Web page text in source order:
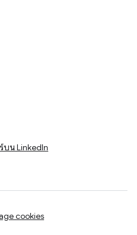
น LinkedIn
cookies